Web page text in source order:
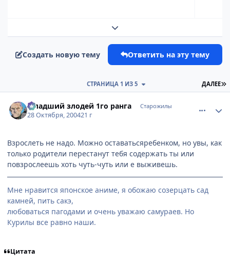
Развернуть обзор темы
Создать новую тему Ответить на эту тему
ДАЛЕЕ
СТРАНИЦА 1 ИЗ 5
Младший злодей 1го ранга Старожилы
28 Октября, 200421 г
Взрослеть не надо. Можно оставатьсяребенком, но увы, как
только родители перестанут тебя содержать ты или
повзрослеешь хоть чуть-чуть или е выживешь.
Мне нравится японское аниме, я обожаю созерцать сад
камней, пить сакэ,
любоваться пагодами и очень уважаю самураев. Но
Курилы все равно наши.
Цитата